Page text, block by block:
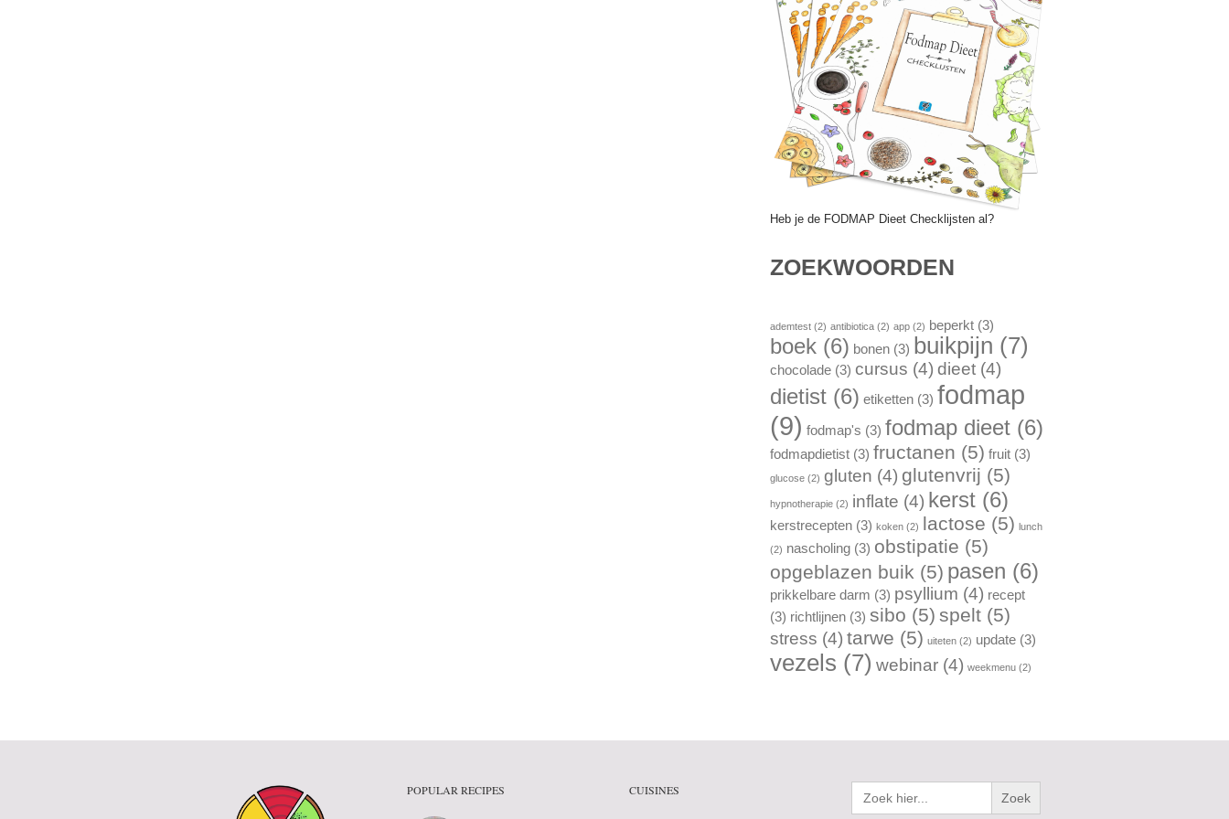
Heb je de FODMAP Dieet Checklijsten al?
ZOEKWOORDEN
ademtest (2) antibiotica (2) app (2) beperkt (3)
boek (6) bonen (3) buikpijn (7)
chocolade (3) cursus (4) dieet (4)
dietist (6) etiketten (3) fodmap
(9) fodmap's (3) fodmap dieet (6)
fodmapdietist (3) fructanen (5) fruit (3)
glucose (2) gluten (4) glutenvrij (5)
hypnotherapie (2) inflate (4) kerst (6)
kerstrecepten (3) koken (2) lactose (5) lunch
(2) nascholing (3) obstipatie (5)
opgeblazen buik (5) pasen (6)
prikkelbare darm (3) psyllium (4) recept
(3) richtlijnen (3) sibo (5) spelt (5)
stress (4) tarwe (5) uiteten (2) update (3)
vezels (7) webinar (4) weekmenu (2)
POPULAR RECIPES CUISINES
Zoek
naar: